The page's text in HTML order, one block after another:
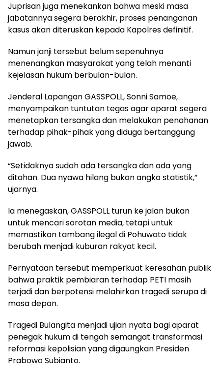
Juprisan juga menekankan bahwa meski masa
jabatannya segera berakhir, proses penanganan
kasus akan diteruskan kepada Kapolres definitif.
Namun janji tersebut belum sepenuhnya
menenangkan masyarakat yang telah menanti
kejelasan hukum berbulan-bulan.
Jenderal Lapangan GASSPOLL, Sonni Samoe,
menyampaikan tuntutan tegas agar aparat segera
menetapkan tersangka dan melakukan penahanan
terhadap pihak-pihak yang diduga bertanggung
jawab.
“Setidaknya sudah ada tersangka dan ada yang
ditahan. Dua nyawa hilang bukan angka statistik,”
ujarnya.
Ia menegaskan, GASSPOLL turun ke jalan bukan
untuk mencari sorotan media, tetapi untuk
memastikan tambang ilegal di Pohuwato tidak
berubah menjadi kuburan rakyat kecil.
Pernyataan tersebut memperkuat keresahan publik
bahwa praktik pembiaran terhadap PETI masih
terjadi dan berpotensi melahirkan tragedi serupa di
masa depan.
Tragedi Bulangita menjadi ujian nyata bagi aparat
penegak hukum di tengah semangat transformasi
reformasi kepolisian yang digaungkan Presiden
Prabowo Subianto.